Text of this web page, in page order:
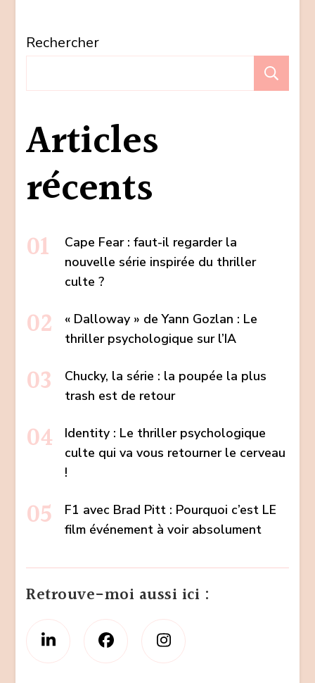
Rechercher
Articles
récents
Cape Fear : faut-il regarder la
nouvelle série inspirée du thriller
culte ?
« Dalloway » de Yann Gozlan : Le
thriller psychologique sur l’IA
Chucky, la série : la poupée la plus
trash est de retour
Identity : Le thriller psychologique
culte qui va vous retourner le cerveau
!
F1 avec Brad Pitt : Pourquoi c’est LE
film événement à voir absolument
Retrouve-moi aussi ici :